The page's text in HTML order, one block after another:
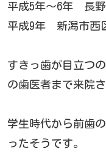
平成5年～6年 長
平成9年 新潟市西
すきっ歯が目立つ
の歯医者まで来院さ
学生時代から前歯
ったそうです。